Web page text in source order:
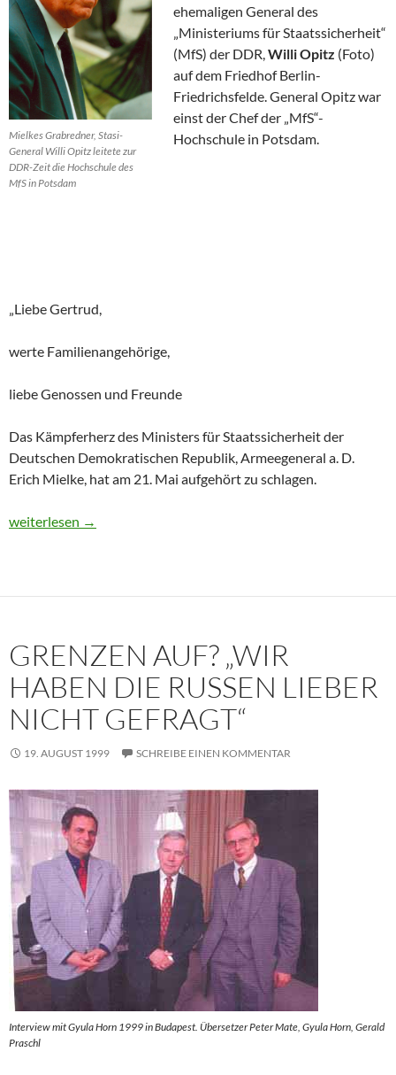
Mielkes Grabredner, Stasi-
General Willi Opitz leitete zur
DDR-Zeit die Hochschule des
MfS in Potsdam
ehemaligen General des
„Ministeriums für Staatssicherheit“
(MfS) der DDR,Willi Opitz (Foto)
auf dem Friedhof Berlin-
Friedrichsfelde. General Opitz war
einst der Chef der „MfS“-
Hochschule in Potsdam.
„Liebe Gertrud,
werte Familienangehörige,
liebe Genossen und Freunde
Das Kämpferherz des Ministers für Staatssicherheit der
Deutschen Demokratischen Republik, Armeegeneral a. D.
Erich Mielke, hat am 21. Mai aufgehört zu schlagen.
Historisches Dokument: Die Trauerrede für Erich Mielke (1907-
weiterlesen →
GRENZEN AUF? „WIR
HABEN DIE RUSSEN LIEBER
NICHT GEFRAGT“
19. AUGUST 1999 SCHREIBE EINEN KOMMENTAR
Interview mit Gyula Horn 1999 in Budapest. Übersetzer Peter Mate, Gyula Horn, Gerald
Praschl